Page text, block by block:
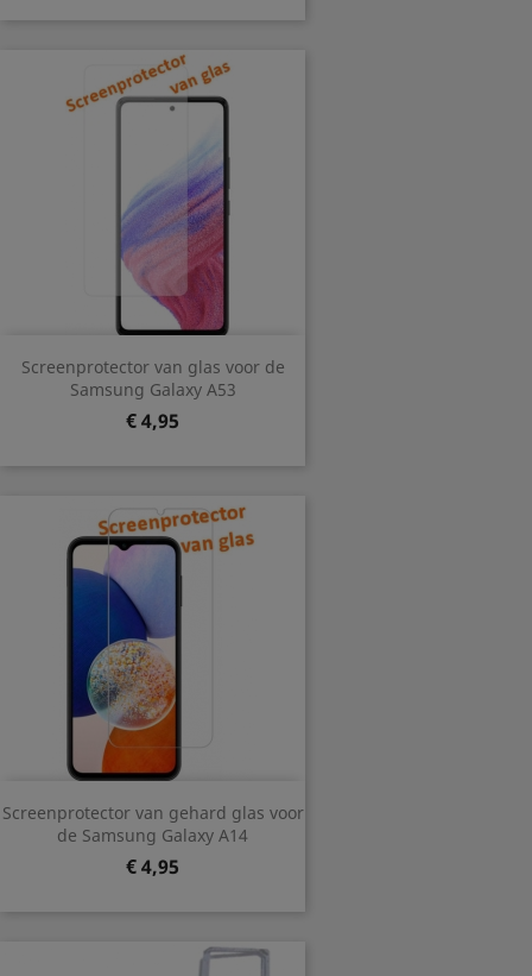
Screenprotector van glas voor de
Samsung Galaxy A53
Prijs
€ 4,95
Screenprotector van gehard glas voor
de Samsung Galaxy A14
Prijs
€ 4,95